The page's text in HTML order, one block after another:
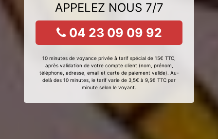
APPELEZ NOUS 7/7
04 23 09 09 92
10 minutes de voyance privée à tarif spécial de 15€ TTC,
après validation de votre compte client (nom, prénom,
téléphone, adresse, email et carte de paiement valide). Au-
delà des 10 minutes, le tarif varie de 3,5€ à 9,5€ TTC par
minute selon le voyant.